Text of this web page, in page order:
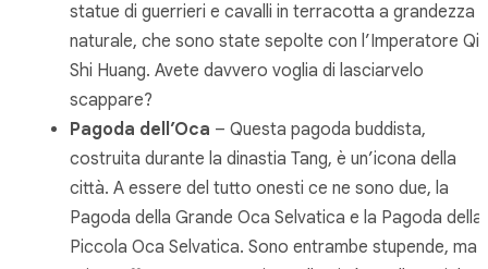
statue di guerrieri e cavalli in terracotta a grandezza
naturale, che sono state sepolte con l’Imperatore Qin
Shi Huang. Avete davvero voglia di lasciarvelo
scappare?
Pagoda dell’Oca – Questa pagoda buddista,
costruita durante la dinastia Tang, è un’icona della
città. A essere del tutto onesti ce ne sono due, la
Pagoda della Grande Oca Selvatica e la Pagoda della
Piccola Oca Selvatica. Sono entrambe stupende, ma